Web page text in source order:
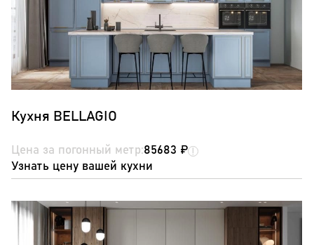
Кухня BELLAGIO
Цена за погонный метр:85683 ₽
Узнать цену вашей кухни